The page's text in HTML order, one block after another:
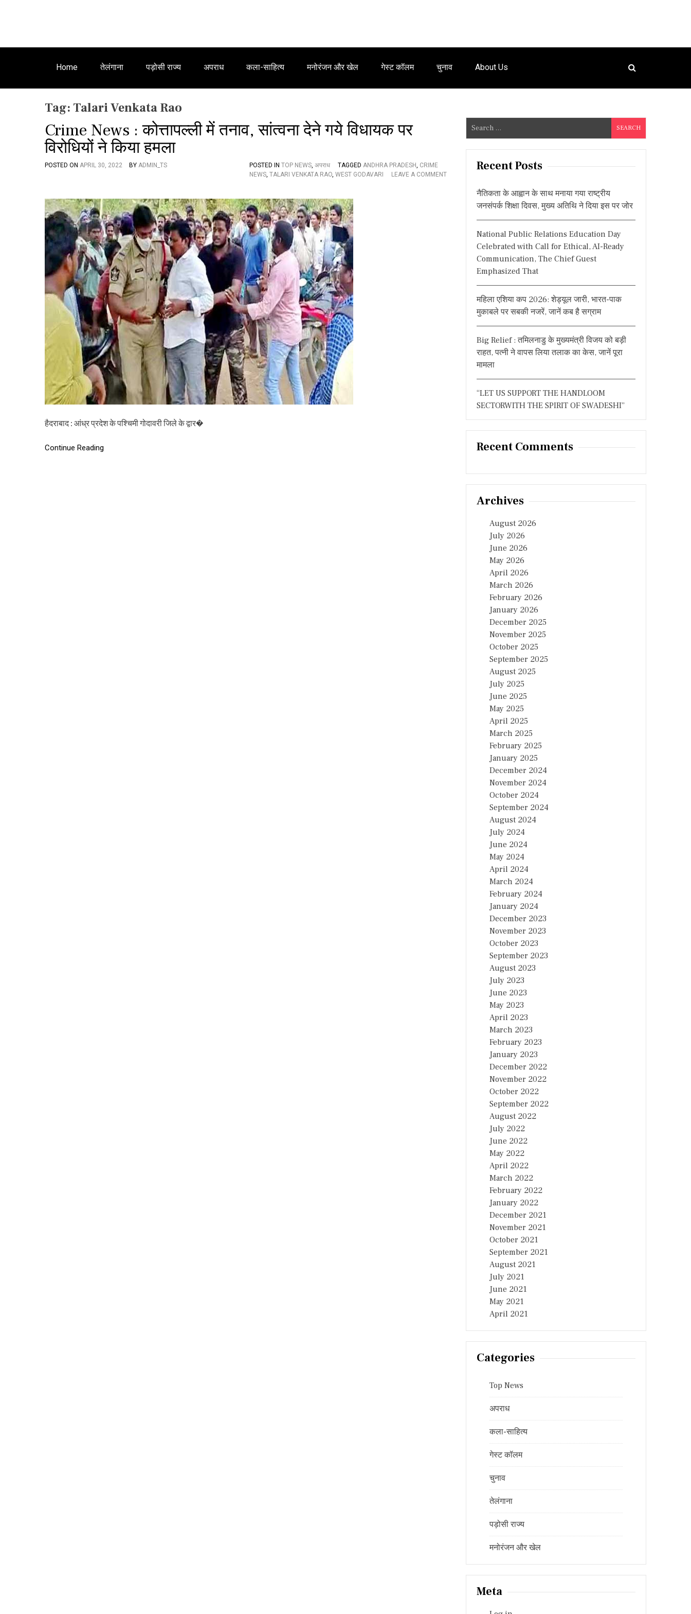
Home तेलंगाना पड़ोसी राज्य अपराध कला-साहित्य मनोरंजन और खेल गेस्ट कॉलम चुनाव About Us
Tag: Talari Venkata Rao
Crime News : कोत्तापल्ली में तनाव, सांत्वना देने गये विधायक पर
विरोधियों ने किया हमला
POSTED ON APRIL 30, 2022 BY ADMIN_TS POSTED IN TOP NEWS, अपराध TAGGED ANDHRA PRADESH, CRIME
NEWS, TALARI VENKATA RAO, WEST GODAVARI
LEAVE A COMMENT
C
R
I
M
E
N
E
W
S
:
को
त्ता
प
ल्ली
में
त
ना
व
त्व
दे
हैदराबाद : आंध्र प्रदेश के पश्चिमी गोदावरी जिले के द्वार�
Continue Reading
e
a
Recent Posts
नैतिकता के आह्वान के साथ मनाया गया राष्ट्रीय
जनसंपर्क शिक्षा दिवस, मुख्य अतिथि ने दिया इस पर जोर
National Public Relations Education Day
Celebrated with Call for Ethical, AI-Ready
Communication, The Chief Guest
Emphasized That
महिला एशिया कप 2026: शेड्यूल जारी, भारत-पाक
मुकाबले पर सबकी नजरें, जानें कब है सग्राम
Big Relief : तमिलनाडु के मुख्यमंत्री विजय को बड़ी
राहत, पत्नी ने वापस लिया तलाक का केस, जानें पूरा
मामला
“LET US SUPPORT THE HANDLOOM
SECTORWITH THE SPIRIT OF SWADESHI”
Recent Comments
Archives
August 2026
July 2026
June 2026
May 2026
April 2026
March 2026
February 2026
January 2026
December 2025
November 2025
October 2025
September 2025
August 2025
July 2025
June 2025
May 2025
April 2025
March 2025
February 2025
January 2025
December 2024
November 2024
October 2024
September 2024
August 2024
July 2024
June 2024
May 2024
April 2024
March 2024
February 2024
January 2024
December 2023
November 2023
October 2023
September 2023
August 2023
July 2023
June 2023
May 2023
April 2023
March 2023
February 2023
January 2023
December 2022
November 2022
October 2022
September 2022
August 2022
July 2022
June 2022
May 2022
April 2022
March 2022
February 2022
January 2022
December 2021
November 2021
October 2021
September 2021
August 2021
July 2021
June 2021
May 2021
April 2021
Categories
Top News
अपराध
कला-साहित्य
गेस्ट कॉलम
चुनाव
तेलंगाना
पड़ोसी राज्य
मनोरंजन और खेल
Meta